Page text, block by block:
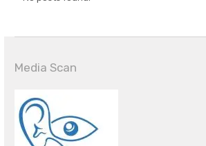
Media Scan